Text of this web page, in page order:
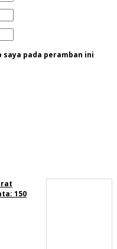
saya pada peramban ini
150